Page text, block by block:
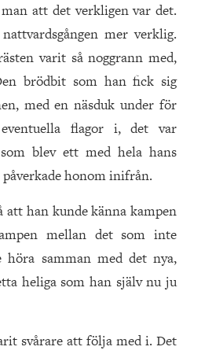
att det verkligen var det.
mer verklig.
varit så noggrann med,
brödbit som han fick sig
med en näsduk under för
flagor i, det var
blev ett med hela hans
honom inifrån.
att han kunde känna kampen
mellan det som inte
samman med det nya,
heliga som han själv nu ju
svårare att följa med i. Det